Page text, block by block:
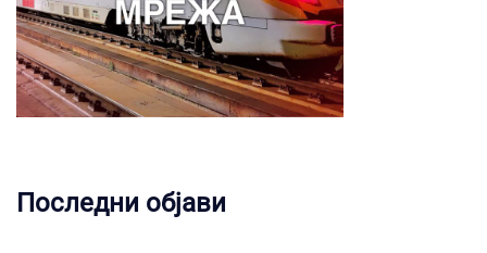
Последни објави